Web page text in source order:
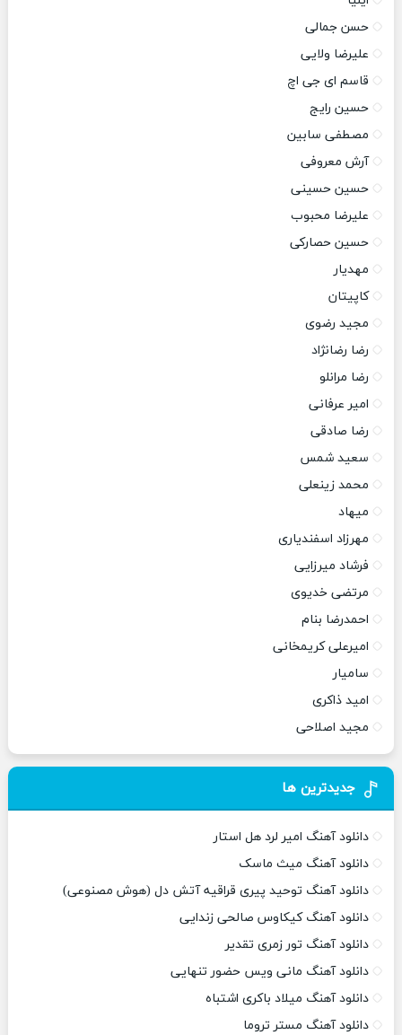
حسن جمالی
علیرضا ولایی
قاسم ای جی اچ
حسین رایج
مصطفی سابین
آرش معروفی
حسین حسینی
علیرضا محبوب
حسین حصارکی
مهدیار
کاپیتان
مجید رضوی
رضا رضانژاد
رضا مرانلو
امیر عرفانی
رضا صادقی
سعید شمس
محمد زینعلی
میهاد
مهرزاد اسفندیاری
فرشاد میرزایی
مرتضی خدیوی
احمدرضا بنام
امیرعلی کریمخانی
سامیار
امید ذاکری
مجید اصلاحی
جدیدترین ها
دانلود آهنگ امیر لرد هل استار
دانلود آهنگ میث ماسک
دانلود آهنگ توحید پیری قراقیه آتش دل (هوش مصنوعی)
دانلود آهنگ کیکاوس صالحی زندایی
دانلود آهنگ تور زمری تقدیر
دانلود آهنگ مانی ویس حضور تنهایی
دانلود آهنگ میلاد باکری اشتباه
دانلود آهنگ مستر تروما